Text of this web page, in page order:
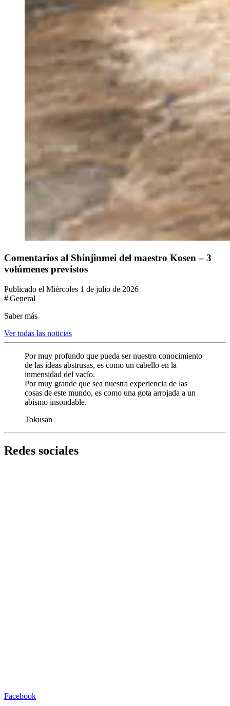
Comentarios al Shinjinmei del maestro Kosen – 3
volúmenes previstos
Publicado el Miércoles 1 de julio de 2026
# General
Saber más
Ver todas las noticias
Por muy profundo que pueda ser nuestro conocimiento
de las ideas abstrusas, es como un cabello en la
inmensidad del vacío.
Por muy grande que sea nuestra experiencia de las
cosas de este mundo, es como una gota arrojada a un
abismo insondable.
Tokusan
Redes sociales
Facebook